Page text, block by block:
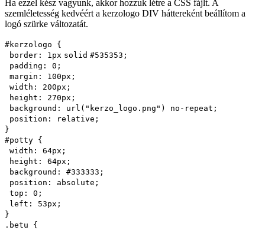
Ha ezzel kész vagyunk, akkor hozzuk létre a CSS fájlt. A
szemléletesség kedvéért a kerzologo DIV háttereként beállítom a
logó szürke változatát.
#kerzologo {
border : 1px solid #535353 ;
padding : 0 ;
margin : 100px ;
width : 200px ;
height : 270px ;
background : url ( "kerzo_logo.png" ) no-repeat ;
position : relative ;
}
#potty {
width : 64px ;
height : 64px ;
background : #333333 ;
position : absolute ;
top : 0 ;
left : 53px ;
}
.betu {